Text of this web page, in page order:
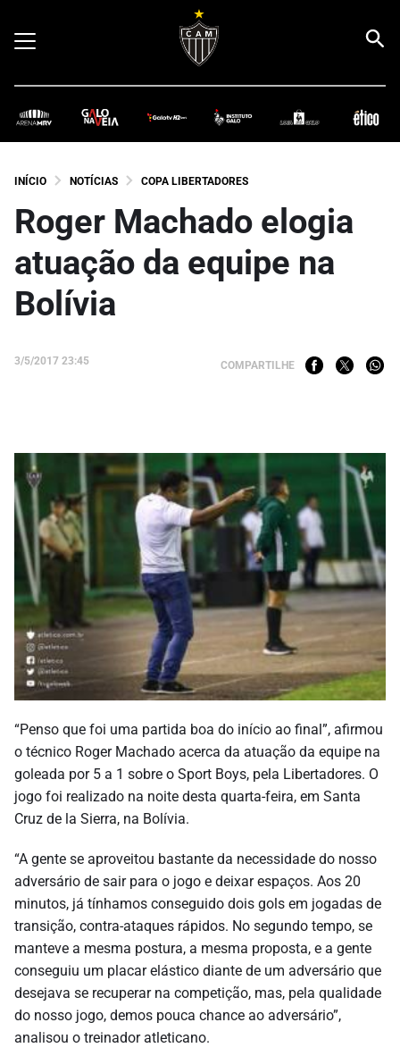
INÍCIO NOTÍCIAS COPA LIBERTADORES
Roger Machado elogia
atuação da equipe na
Bolívia
3/5/2017 23:45 COMPARTILHE
“Penso que foi uma partida boa do início ao final”, afirmou
o técnico Roger Machado acerca da atuação da equipe na
goleada por 5 a 1 sobre o Sport Boys, pela Libertadores. O
jogo foi realizado na noite desta quarta-feira, em Santa
Cruz de la Sierra, na Bolívia.
“A gente se aproveitou bastante da necessidade do nosso
adversário de sair para o jogo e deixar espaços. Aos 20
minutos, já tínhamos conseguido dois gols em jogadas de
transição, contra-ataques rápidos. No segundo tempo, se
manteve a mesma postura, a mesma proposta, e a gente
conseguiu um placar elástico diante de um adversário que
desejava se recuperar na competição, mas, pela qualidade
do nosso jogo, demos pouca chance ao adversário”,
analisou o treinador atleticano.